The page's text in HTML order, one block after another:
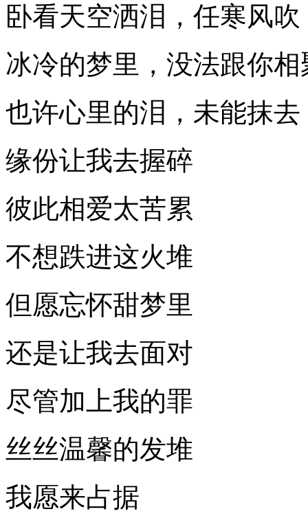
卧看天空洒泪，任寒风吹
冰冷的梦里，没法跟你
也许心里的泪，未能抹去
缘份让我去握碎
彼此相爱太苦累
不想跌进这火堆
但愿忘怀甜梦里
还是让我去面对
尽管加上我的罪
丝丝温馨的发堆
我愿来占据